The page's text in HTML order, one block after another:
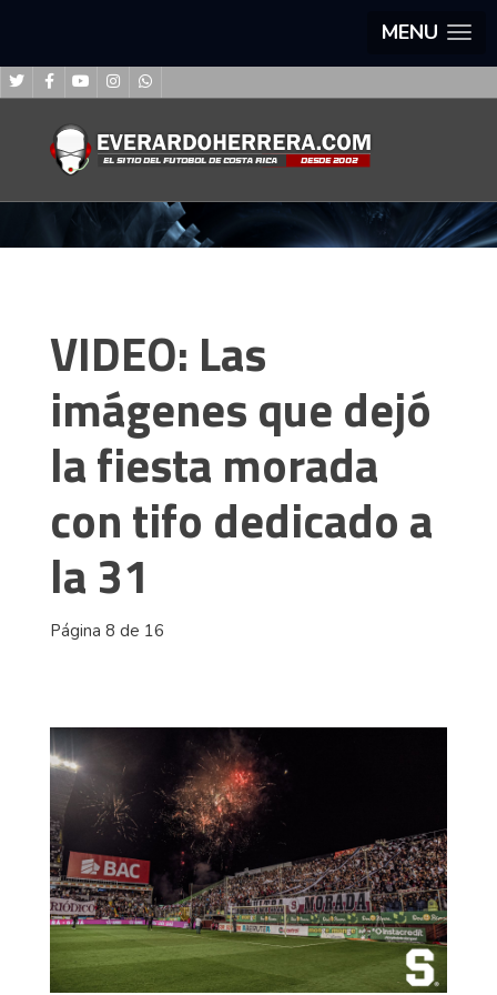
MENU
VIDEO: Las
imágenes que dejó
la fiesta morada
con tifo dedicado a
la 31
Página 8 de 16